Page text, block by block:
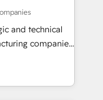
前提にした情報設
援：Salesforce・
タム設計、履歴
応：ChatGPT・
and technical
companies
delivering
leveraging
success.